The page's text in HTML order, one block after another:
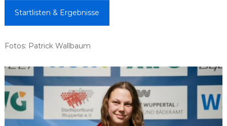
Startlisten & Ergebnisse
Fotos: Patrick Wallbaum